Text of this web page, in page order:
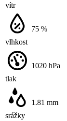
vítr
vlhkost
75 %
tlak
1020 hPa
srážky
1.81 mm